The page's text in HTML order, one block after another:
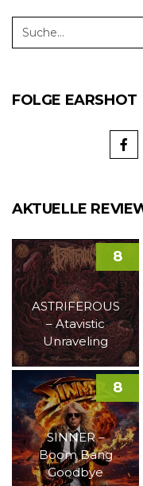
FOLGE EARSHOT
AKTUELLE
ASTRIFEROUS
– Atavistic
Unraveling
8
SINNER –
Boom Bang
Goodbye
8